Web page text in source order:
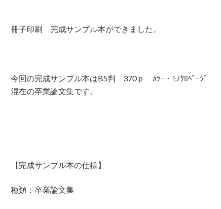
冊子印刷 完成サンプル本ができました。
今回の完成サンプル本はB5判 370ｐ ｶﾗｰ・ﾓﾉｸﾛﾍﾟｰｼﾞ
混在の卒業論文集です。
【完成サンプル本の仕様】
種類：卒業論文集